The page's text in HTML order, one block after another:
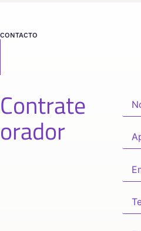
CONTACTO
Contrate
orador